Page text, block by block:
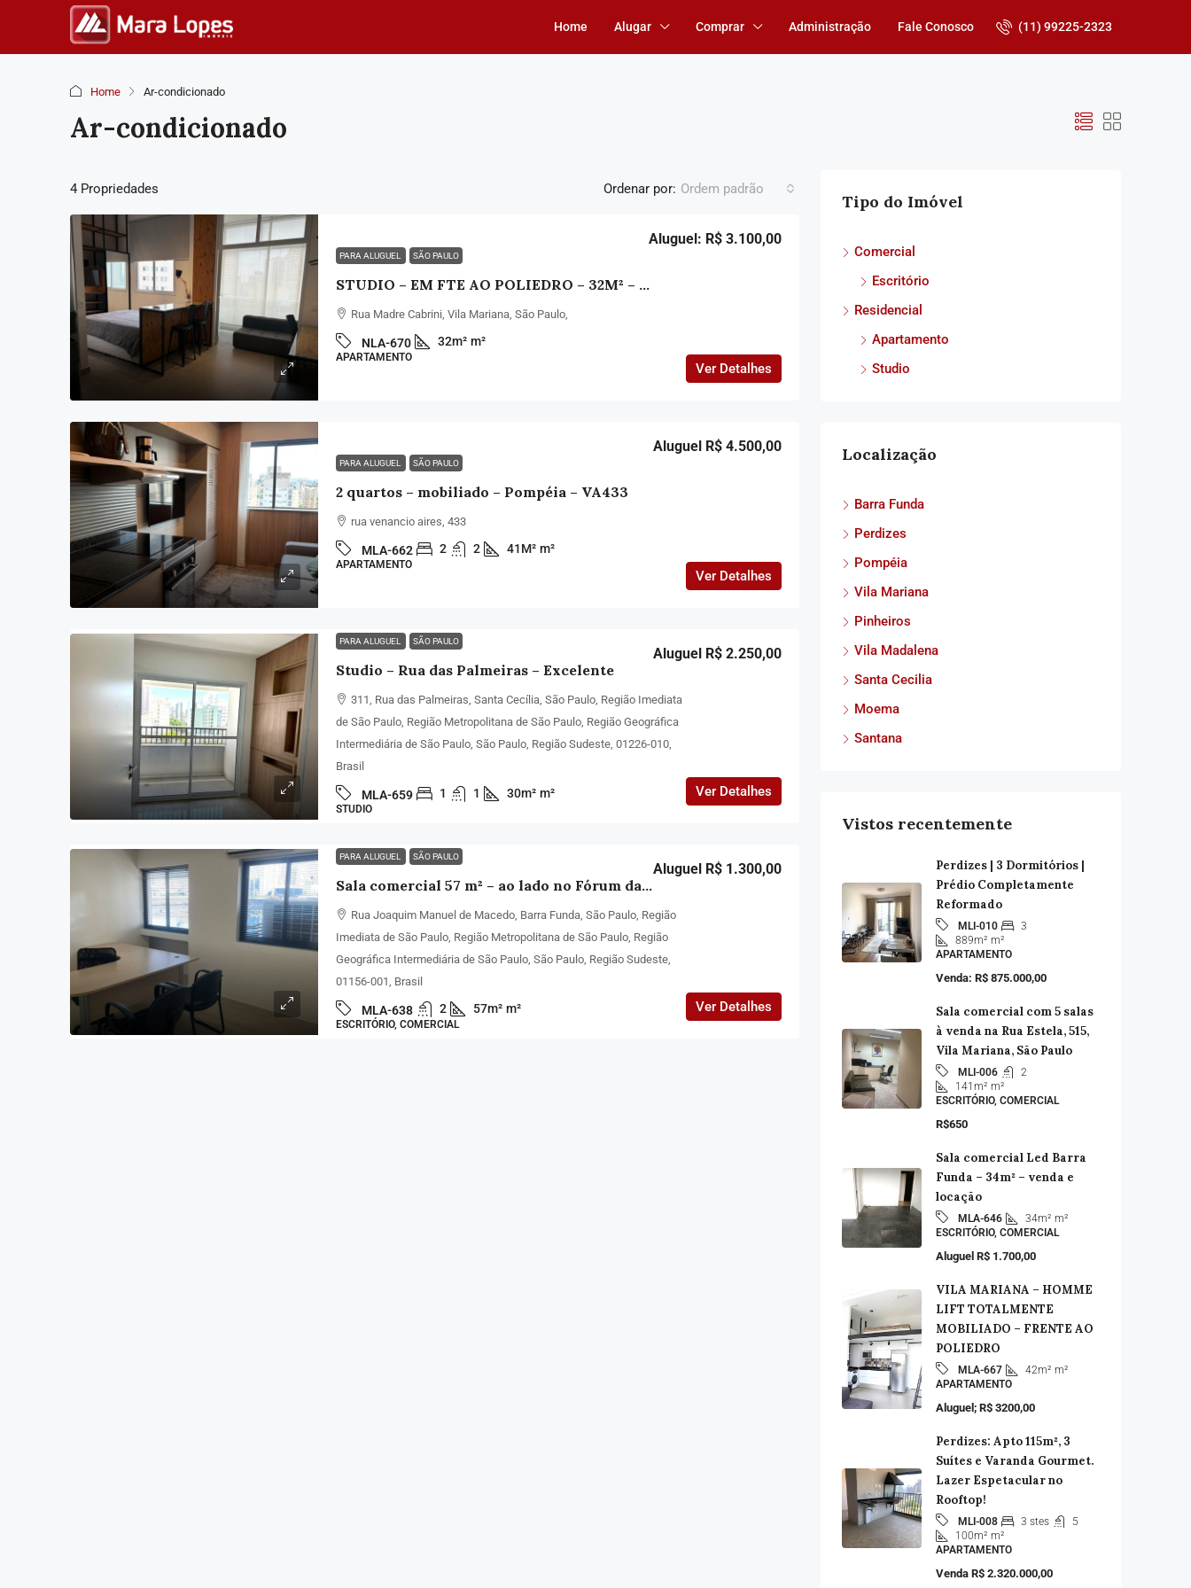
Home Alugar Comprar Administração Fale Conosco (11) 99225-2323
Home Ar-condicionado
Ar-condicionado
4 Propriedades Ordenar por: Ordem padrão
PARA ALUGUEL SÃO PAULO
STUDIO – EM FTE AO POLIEDRO – 32M² – TOTALMENTE MOBILIADO
Aluguel: R$ 3.100,00
Rua Madre Cabrini, Vila Mariana, São Paulo,
NLA-670 32m² m²
APARTAMENTO
Ver Detalhes
PARA ALUGUEL SÃO PAULO
2 quartos – mobiliado – Pompéia – VA433
Aluguel R$ 4.500,00
rua venancio aires, 433
MLA-662 2 2 41M² m²
APARTAMENTO
Ver Detalhes
PARA ALUGUEL SÃO PAULO
Studio – Rua das Palmeiras – Excelente
Aluguel R$ 2.250,00
311, Rua das Palmeiras, Santa Cecília, São Paulo, Região Imediata
de São Paulo, Região Metropolitana de São Paulo, Região Geográfica
Intermediária de São Paulo, São Paulo, Região Sudeste, 01226-010,
Brasil
MLA-659 1 1 30m² m²
STUDIO
Ver Detalhes
PARA ALUGUEL SÃO PAULO
Sala comercial 57 m² – ao lado no Fórum da Barra Funda
Aluguel R$ 1.300,00
Rua Joaquim Manuel de Macedo, Barra Funda, São Paulo, Região
Imediata de São Paulo, Região Metropolitana de São Paulo, Região
Geográfica Intermediária de São Paulo, São Paulo, Região Sudeste,
01156-001, Brasil
MLA-638 2 57m² m²
ESCRITÓRIO, COMERCIAL
Ver Detalhes
Tipo do Imóvel
Comercial
Escritório
Residencial
Apartamento
Studio
Localização
Barra Funda
Perdizes
Pompéia
Vila Mariana
Pinheiros
Vila Madalena
Santa Cecilia
Moema
Santana
Vistos recentemente
Perdizes | 3 Dormitórios |
Prédio Completamente
Reformado
MLI-010
3
889m² m²
APARTAMENTO
Venda: R$ 875.000,00
Sala comercial com 5 salas
à venda na Rua Estela, 515,
Vila Mariana, São Paulo
MLI-006
2
141m² m²
ESCRITÓRIO, COMERCIAL
R$650
Sala comercial Led Barra
Funda – 34m² – venda e
locação
MLA-646 34m² m²
ESCRITÓRIO, COMERCIAL
Aluguel R$ 1.700,00
VILA MARIANA – HOMME
LIFT TOTALMENTE
MOBILIADO – FRENTE AO
POLIEDRO
MLA-667 42m² m²
APARTAMENTO
Aluguel; R$ 3200,00
Perdizes: Apto 115m², 3
Suítes e Varanda Gourmet.
Lazer Espetacular no
Rooftop!
MLI-008 3 stes
5
100m² m²
APARTAMENTO
Venda R$ 2.320.000,00